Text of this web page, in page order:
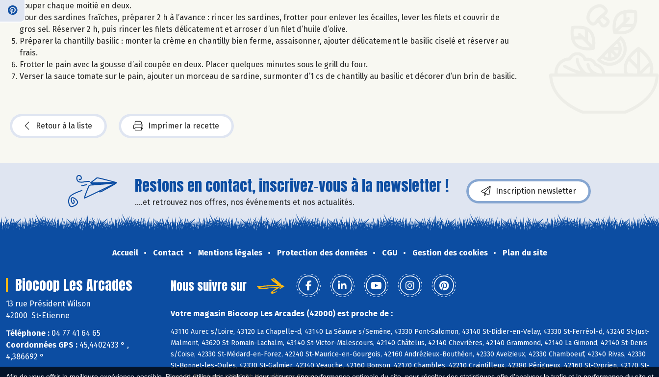
couper chaque moitié en deux.
Pour des sardines fraîches, préparer 2 h à l’avance : rincer les sardines, frotter pour enlever les écailles, lever les filets et couvrir de
gros sel. Réserver 2 h, puis rincer les filets délicatement et arroser d’un filet d’huile d’olive.
Préparer la chantilly basilic : monter la crème en chantilly bien ferme, assaisonner, ajouter délicatement le basilic ciselé et réserver au
frais.
Frotter le pain avec la gousse d’ail coupée en deux. Placer quelques minutes sous le grill du four.
Verser la sauce tomate sur le pain, ajouter un morceau de sardine, surmonter d’1 cs de chantilly au basilic et décorer d’un brin de basilic.
Retour à la liste Imprimer la recette
Restons en contact, inscrivez-vous à la newsletter !
....et retrouvez nos offres, nos événements et nos actualités.
Inscription newsletter
Accueil Contact Mentions légales Protection des données CGU Gestion des cookies Plan du site
Biocoop Les Arcades
13 rue Président Wilson
42000 St-Etienne
Téléphone : 04 77 41 64 65
Coordonnées GPS : 45,4402433 ° ,
4,386692 °
Nous suivre sur
Votre magasin Biocoop Les Arcades (42000) est proche de :
43110 Aurec s/Loire, 43120 La Chapelle-d, 43140 La Séauve s/Semène, 43330 Pont-Salomon, 43140 St-Didier-en-Velay, 43330 St-Ferréol-d, 43240 St-Just-
Malmont, 43620 St-Romain-Lachalm, 43140 St-Victor-Malescours, 42140 Châtelus, 42140 Chevrières, 42140 Grammond, 42140 La Gimond, 42140 St-Denis
s/Coise, 42330 St-Médard-en-Forez, 42240 St-Maurice-en-Gourgois, 42160 Andrézieux-Bouthéon, 42330 Aveizieux, 42330 Chamboeuf, 42340 Rivas, 42330
St-Bonnet-les-Oules, 42330 St-Galmier, 42340 Veauche, 42160 Bonson, 42170 Chambles, 42210 Craintilleux, 42380 Périgneux, 42160 St-Cyprien, 42170 St-